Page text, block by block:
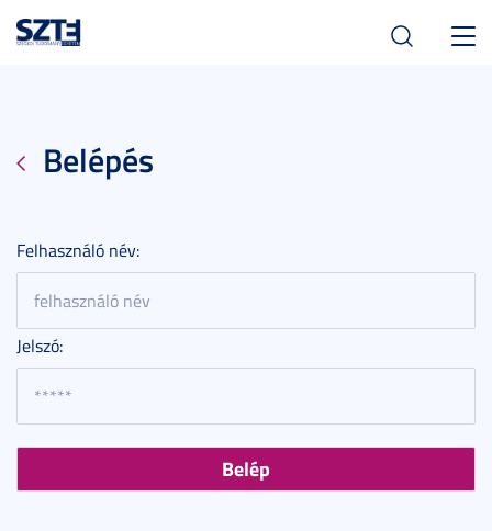
Belépés
Felhasználó név:
Jelszó: